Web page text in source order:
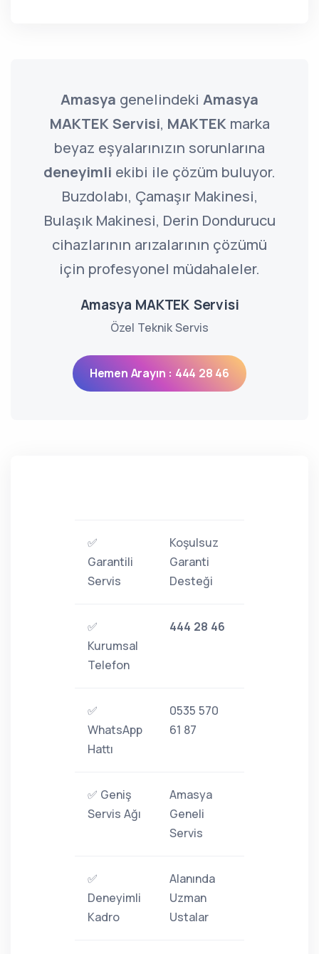
Amasya genelindeki Amasya
MAKTEK Servisi, MAKTEKmarka
beyaz eşyalarınızın sorunlarına
deneyimli ekibi ile çözüm buluyor.
Buzdolabı, Çamaşır Makinesi,
Bulaşık Makinesi, Derin Dondurucu
cihazlarının arızalarının çözümü
için profesyonel müdahaleler.
Amasya MAKTEK Servisi
Özel Teknik Servis
Hemen Arayın : 444 28 46
✅
Garantili
Servis
Koşulsuz
Garanti
Desteği
✅
Kurumsal
Telefon
444 28 46
✅
WhatsApp
Hattı
0535 570
61 87
✅ Geniş
Servis Ağı
Amasya
Geneli
Servis
✅
Deneyimli
Kadro
Alanında
Uzman
Ustalar